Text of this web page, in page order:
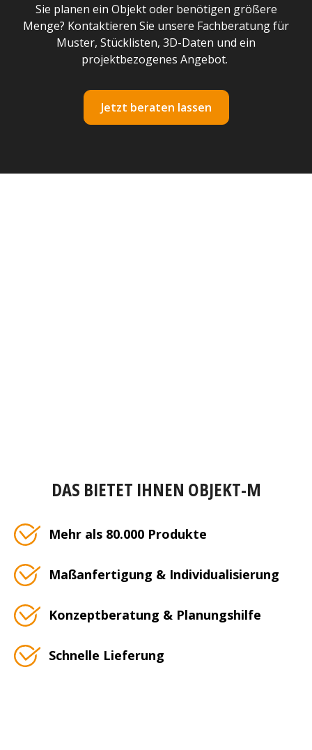
Sie planen ein Objekt oder benötigen größere
Menge? Kontaktieren Sie unsere Fachberatung für
Muster, Stücklisten, 3D-Daten und ein
projektbezogenes Angebot.
Jetzt beraten lassen
DAS BIETET IHNEN OBJEKT-M
Mehr als 80.000 Produkte
Maßanfertigung & Individualisierung
Konzeptberatung & Planungshilfe
Schnelle Lieferung